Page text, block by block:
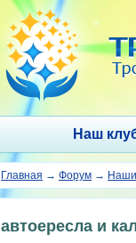
Наш
Главная → Форум →
автоересла и